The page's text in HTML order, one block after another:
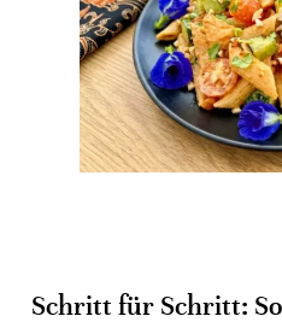
Schritt für Schritt: